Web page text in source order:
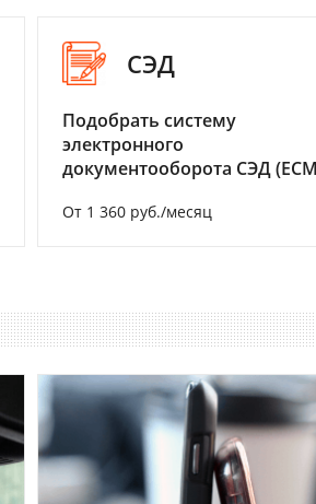
СЭД
Подобрать систему
электронного
документооборота СЭД
От 1 360 руб./месяц